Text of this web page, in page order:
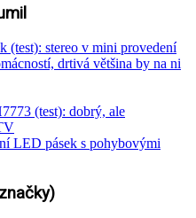
(test): stereo v mini provedení
drtivá většina by na ni
(test): dobrý, ale
LED pásek s pohybovými